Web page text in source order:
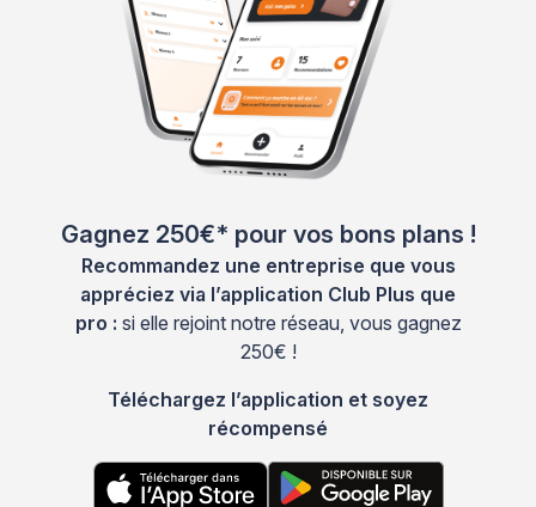
Gagnez 250€* pour vos bons plans !
Recommandez une entreprise que vous
appréciez via l’application Club Plus que
pro : si elle rejoint notre réseau, vous gagnez
250€ !
Téléchargez l’application et soyez
récompensé